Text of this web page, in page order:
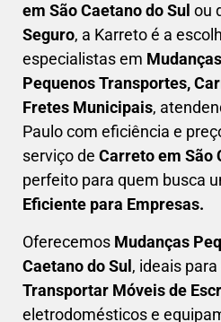
em São Caetano do Sul ou
Seguro, a Karreto é a
especialistas em
Pequenos Transportes,
Fretes Municipais,
Paulo com eficiência e
serviço de Carreto em São
perfeito para quem busca
Eficiente para Empresas.
Oferecemos Mudanças
Caetano do Sul, ideais
Transportar Móveis de
eletrodomésticos e